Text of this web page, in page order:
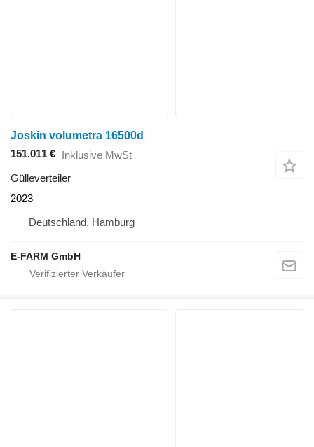
Joskin volumetra 16500d
151.011 € Inklusive MwSt
Gülleverteiler
2023
Deutschland, Hamburg
E-FARM GmbH